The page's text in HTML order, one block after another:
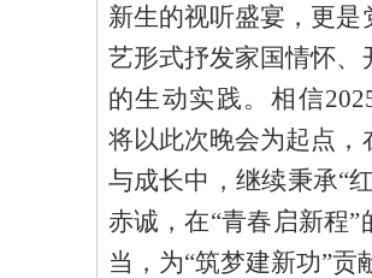
新生的视听盛宴，更是
艺形式抒发家国情怀、
的生动实践。相信
将以此次晚会为起点，
与成长中，继续秉承“
赤诚，在“青春启新程”
当，为“筑梦建新功”贡